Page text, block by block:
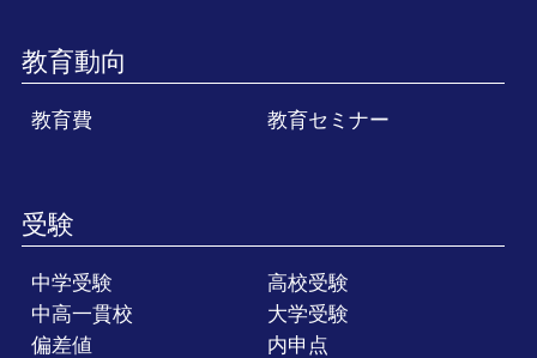
教育動向
教育費 教育セミナー
受験
中学受験
高校受験
中高一貫校
大学受験
偏差値
内申点